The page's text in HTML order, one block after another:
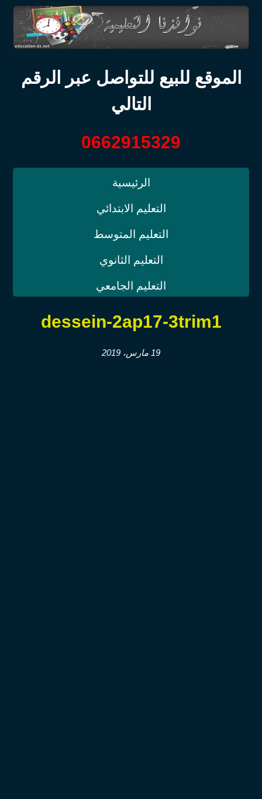
الموقع للبيع للتواصل عبر الرقم
التالي
0662915329
الرئيسية
التعليم الابتدائي
التعليم المتوسط
التعليم الثانوي
التعليم الجامعي
dessein-2ap17-3trim1
19 مارس، 2019